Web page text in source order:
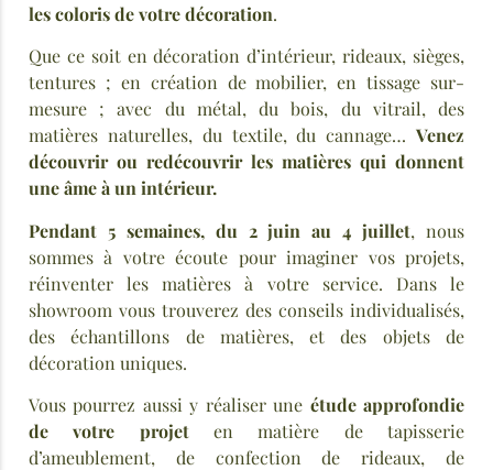
les coloris de votre décoration.
Que ce soit en décoration d’intérieur, rideaux, sièges,
tentures ; en création de mobilier, en tissage sur-
mesure ; avec du métal, du bois, du vitrail, des
matières naturelles, du textile, du cannage… Venez
découvrir ou redécouvrir les matières qui donnent
une âme à un intérieur.
Pendant 5 semaines, du 2 juin au 4 juillet, nous
sommes à votre écoute pour imaginer vos projets,
réinventer les matières à votre service. Dans le
showroom vous trouverez des conseils individualisés,
des échantillons de matières, et des objets de
décoration uniques.
Vous pourrez aussi y réaliser une étude approfondie
de votre projeten matière de tapisserie
d’ameublement, de confection de rideaux, de